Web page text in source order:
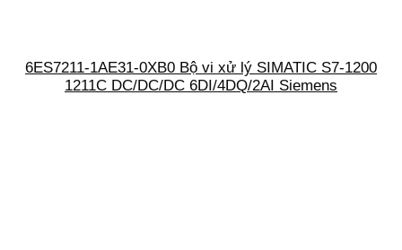
6ES7211-1AE31-0XB0 Bộ vi xử lý SIMATIC S7-1200
1211C DC/DC/DC 6DI/4DQ/2AI Siemens